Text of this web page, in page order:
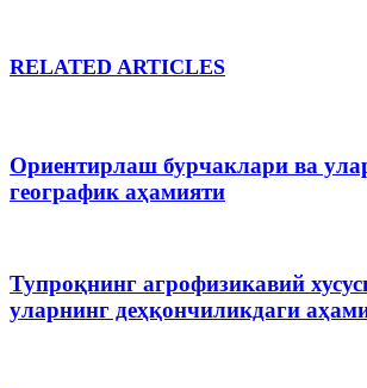
RELATED ARTICLES
Ориентирлаш бурчаклари ва
географик аҳамияти
Тупроқнинг агрофизикавий
уларнинг деҳқончиликдаги